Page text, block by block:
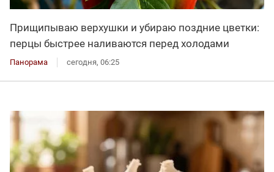
Прищипываю верхушки и убираю поздние цветки:
перцы быстрее наливаются перед холодами
Панорама сегодня, 06:25